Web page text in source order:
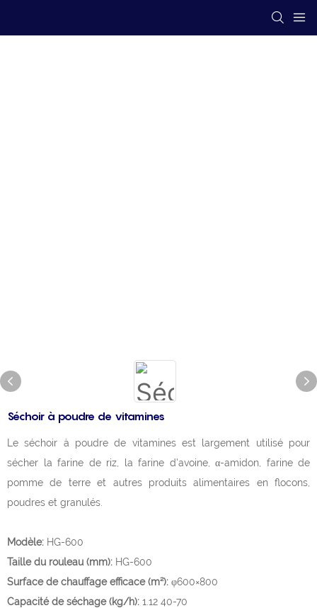
Séchoir à poudre de vitamines
Le séchoir à poudre de vitamines est largement utilisé pour
sécher la farine de riz, la farine d'avoine, α-amidon, farine de
pomme de terre et autres produits alimentaires en flocons,
poudres et granulés.
Modèle: HG-600
Taille du rouleau (mm): HG-600
Surface de chauffage efficace (m²): φ600×800
Capacité de séchage (kg/h): 1.12 40-70